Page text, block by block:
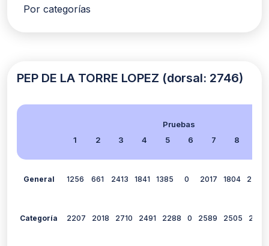
Por categorías
PEP DE LA TORRE LOPEZ (dorsal: 2746)
Pruebas
1
2 3 4 5 6 7 8
General 1256 661 2413 1841 1385 0 2017 1804 2506
Categoría 2207 2018 2710 2491 2288 0 2589 2505 2801